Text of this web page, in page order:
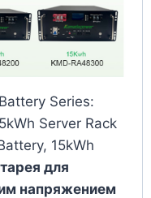
Series:
Server Rack
15kWh
для
напряжением